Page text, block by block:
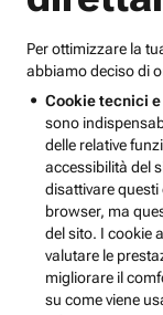
Per ottimizzare la
abbiamo deciso di
Cookie tecnici
sono
delle relative
accessibilità del
disattivare
browser, ma
del sito. I cookie
valutare le
migliorare il
su come viene